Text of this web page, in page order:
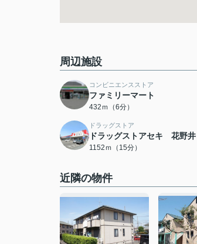
周辺施設
コンビニエンスストア
ファミリーマート
432ｍ（6分）
ドラッグストア
ドラッグストアセキ 花野井
1152ｍ（15分）
近隣の物件